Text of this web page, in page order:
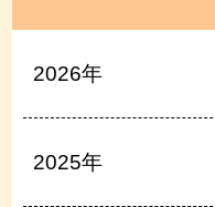
2026年
2025年